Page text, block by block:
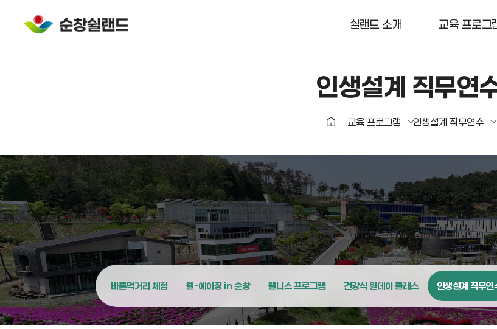
쉴랜드 소개 교육 프로그
인생설계 직무연
교육 프로그램 인생설계 직무연수
바른먹거리 체험 웰-에이징 in 순창 웰니스 프로그램 건강식 원데이 클래스 인생설계 직무연